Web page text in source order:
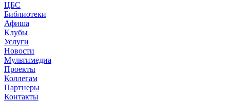
ЦБС
Библиотеки
Афиша
Клубы
Услуги
Новости
Мультимедиа
Проекты
Коллегам
Партнеры
Контакты